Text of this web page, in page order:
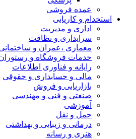
عمده فروشی
استخدام و کاریابی
اداری و مدیریت
سرایداری و نظافت
معماری ،عمران و ساختمانی
خدمات فروشگاه و رستوران
رایانه و فناوری اطلاعات
مالی و حسابداری و حقوقی
بازاریابی و فروش
صنعتی و فنی و مهندسی
آموزشی
حمل و نقل
درمانی و زیبایی و بهداشتی
هنری و رسانه